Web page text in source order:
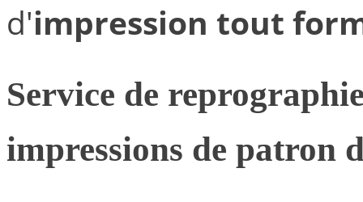
d'impression tout
Service de
impressions de patron